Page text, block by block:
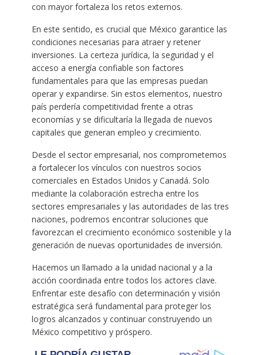
con mayor fortaleza los retos externos.
En este sentido, es crucial que México garantice las
condiciones necesarias para atraer y retener
inversiones. La certeza jurídica, la seguridad y el
acceso a energía confiable son factores
fundamentales para que las empresas puedan
operar y expandirse. Sin estos elementos, nuestro
país perdería competitividad frente a otras
economías y se dificultaría la llegada de nuevos
capitales que generan empleo y crecimiento.
Desde el sector empresarial, nos comprometemos
a fortalecer los vínculos con nuestros socios
comerciales en Estados Unidos y Canadá. Solo
mediante la colaboración estrecha entre los
sectores empresariales y las autoridades de las tres
naciones, podremos encontrar soluciones que
favorezcan el crecimiento económico sostenible y la
generación de nuevas oportunidades de inversión.
Hacemos un llamado a la unidad nacional y a la
acción coordinada entre todos los actores clave.
Enfrentar este desafío con determinación y visión
estratégica será fundamental para proteger los
logros alcanzados y continuar construyendo un
México competitivo y próspero.